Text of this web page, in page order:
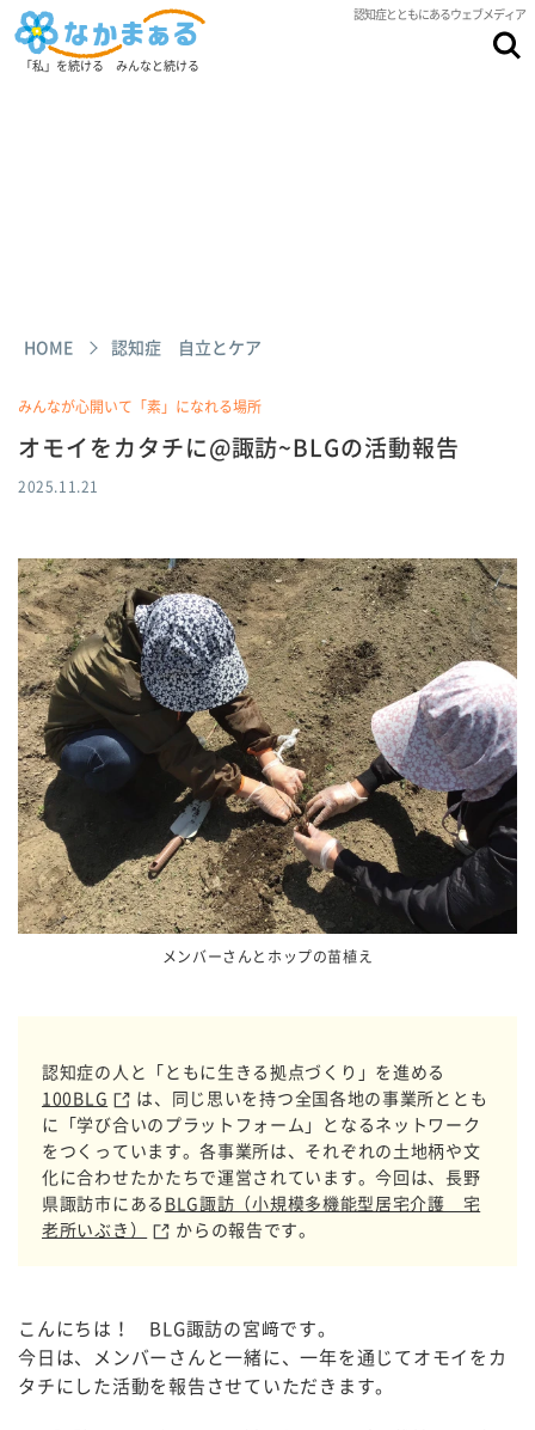
認知症とともにあるウェブメディア
「私」を続ける みんなと続ける
HOME 認知症 自立とケア
みんなが心開いて「素」になれる場所
オモイをカタチに@諏訪~BLGの活動報告
2025.11.21
メンバーさんとホップの苗植え
認知症の人と「ともに生きる拠点づくり」を進める
100BLG
は、同じ思いを持つ全国各地の事業所ととも
に「学び合いのプラットフォーム」となるネットワーク
をつくっています。各事業所は、それぞれの土地柄や文
化に合わせたかたちで運営されています。今回は、長野
県諏訪市にある BLG諏訪（小規模多機能型居宅介護 宅
老所いぶき）
からの報告です。
こんにちは！ BLG諏訪の宮﨑です。
今日は、メンバーさんと一緒に、一年を通じてオモイをカ
タチにした活動を報告させていただきます。